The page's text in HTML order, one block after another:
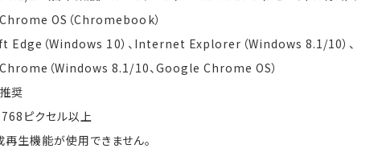
OS（Chromebook）
（Windows 10）、Internet Explorer（Windows 8.1/10）、
（Windows 8.1/10、Google Chrome OS）
奨
ピクセル以上
生機能が使用できません。